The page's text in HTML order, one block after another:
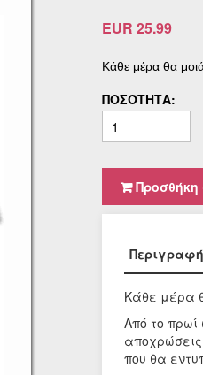
EUR 25.99
Κάθε μέρα θα
ΠΟΣΌΤΗΤΑ:
Προσθήκη
Περιγραφή
Κάθε μέρα
Aπό το
αποχρώσεις
που θα